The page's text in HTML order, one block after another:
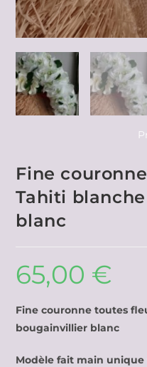
Fine
Tahiti
blanc
65,00 €
Fine couronne toutes
bougainvillier blanc
Modèle fait main